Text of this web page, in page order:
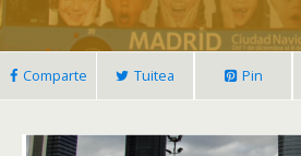
Comparte Tuitea Pin